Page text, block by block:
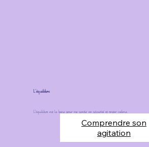
L'équilibre
L'équilibre est la base pour me sentir en sécurité et rester calme.
Comprendre son
agitation